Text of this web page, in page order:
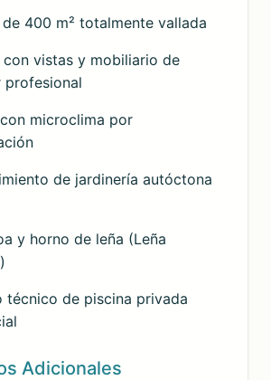
de 400 m² totalmente vallada
con vistas y mobiliario de
profesional
microclima por
de jardinería autóctona
y horno de leña (Leña
técnico de piscina privada
Adicionales